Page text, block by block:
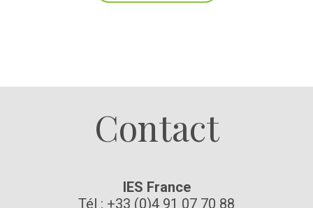
Contact
IES France
Tél : +33 (0)4 91 07 70 88